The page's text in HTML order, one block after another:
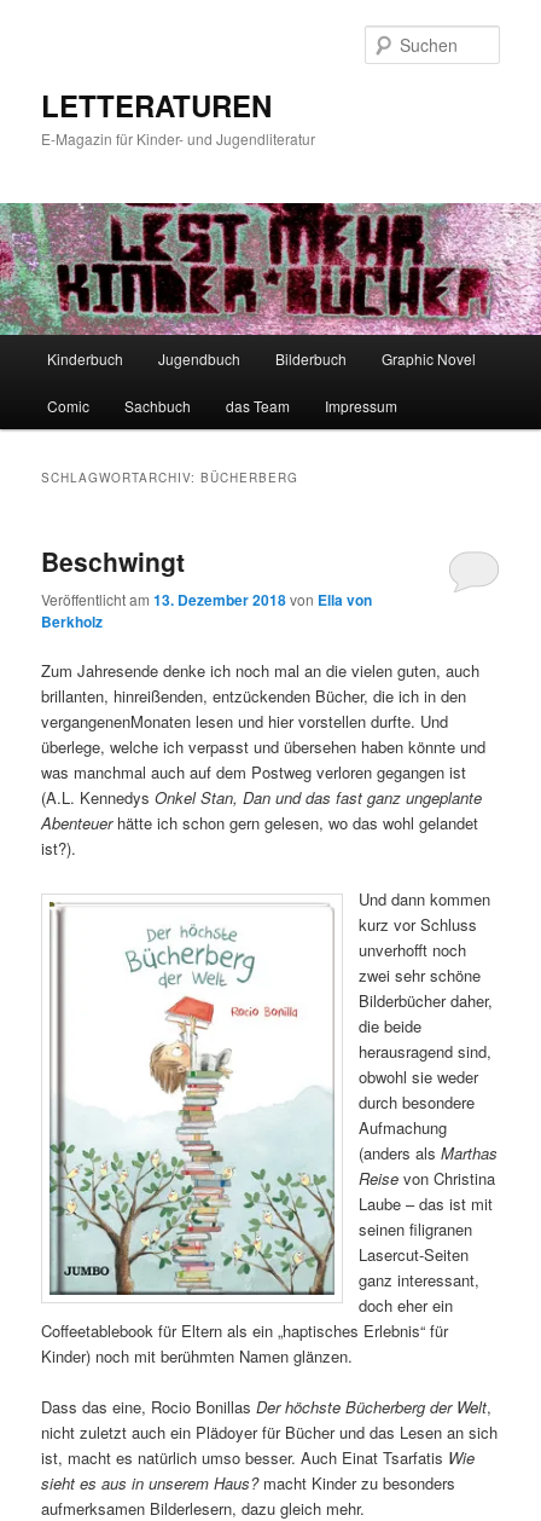
LETTERATUREN
E-Magazin für Kinder- und Jugendliteratur
Kinderbuch Jugendbuch Bilderbuch Graphic Novel
Comic Sachbuch das Team Impressum
SCHLAGWORTARCHIV:BÜCHERBERG
Beschwingt
Veröffentlicht am13. Dezember 2018von Ella von
Berkholz
Zum Jahresende denke ich noch mal an die vielen guten, auch
brillanten, hinreißenden, entzückenden Bücher, die ich in den
vergangenenMonaten lesen und hier vorstellen durfte. Und
überlege, welche ich verpasst und übersehen haben könnte und
was manchmal auch auf dem Postweg verloren gegangen ist
(A.L. KennedysOnkel Stan, Dan und das fast ganz ungeplante
Abenteuerhätte ich schon gern gelesen, wo das wohl gelandet
ist?).
Und dann kommen
kurz vor Schluss
unverhofft noch
zwei sehr schöne
Bilderbücher daher,
die beide
herausragend sind,
obwohl sie weder
durch besondere
Aufmachung
(anders alsMarthas
Reisevon Christina
Laube – das ist mit
seinen filigranen
Lasercut-Seiten
ganz interessant,
doch eher ein
Coffeetablebook für Eltern als ein „haptisches Erlebnis“ für
Kinder) noch mit berühmten Namen glänzen.
Dass das eine, Rocio BonillasDer höchste Bücherberg der Welt,
nicht zuletzt auch ein Plädoyer für Bücher und das Lesen an sich
ist, macht es natürlich umso besser. Auch Einat Tsarfatis Wie
sieht es aus in unserem Haus?macht Kinder zu besonders
aufmerksamen Bilderlesern, dazu gleich mehr.